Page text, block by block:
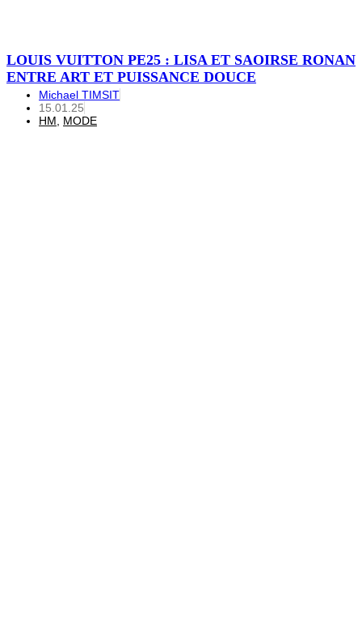
LOUIS VUITTON PE25 : LISA ET SAOIRSE RONAN
ENTRE ART ET PUISSANCE DOUCE
Michael TIMSIT
15.01.25
HM
MODE